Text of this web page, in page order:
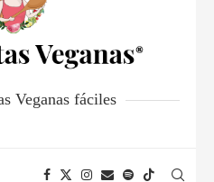
Veganas fáciles